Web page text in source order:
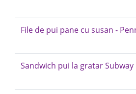
File de pui pane cu susan -
Sandwich pui la gratar Subway